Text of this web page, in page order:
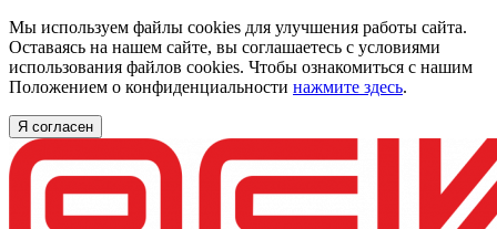
Мы используем файлы cookies для улучшения работы сайта.
Оставаясь на нашем сайте, вы соглашаетесь с условиями
использования файлов cookies. Чтобы ознакомиться с нашим
Положением о конфиденциальности нажмите здесь.
Я согласен